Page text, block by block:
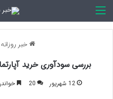
خبر روزانه
بررسی سودآوری خرید
12 شهریور 20 خواندن